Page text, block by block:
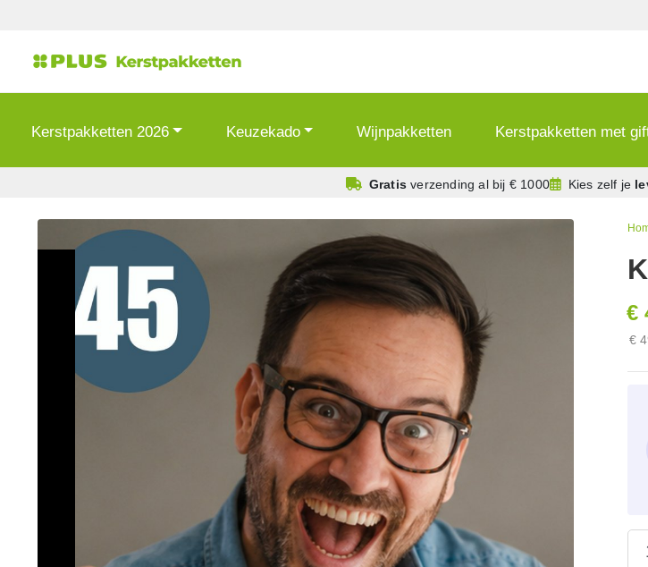
Kerstpakketten 2026 Keuzekado Wijnpakketten Kerstpakketten met
Gratis verzendingal bij € 1000 Kies zelf je
€
€